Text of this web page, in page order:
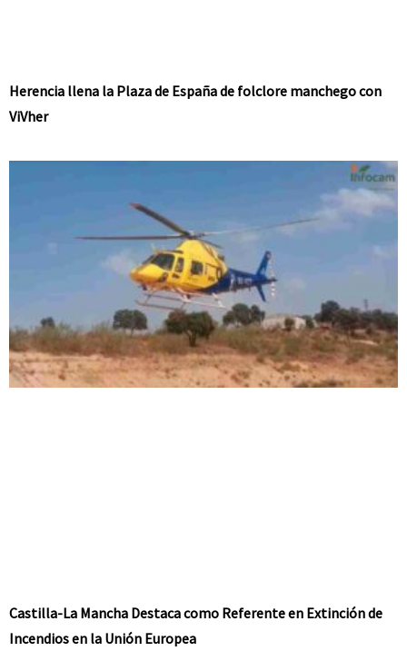
Herencia llena la Plaza de España de folclore manchego con
ViVher
Castilla-La Mancha Destaca como Referente en Extinción de
Incendios en la Unión Europea